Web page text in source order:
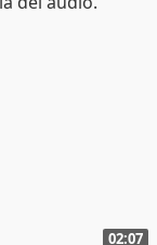
02:07